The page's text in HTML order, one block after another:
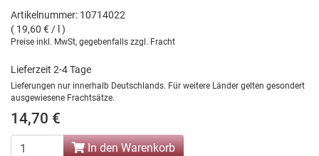
Artikelnummer: 10714022
( 19,60 € / l )
Preise inkl. MwSt, gegebenfalls zzgl. Fracht
Lieferzeit 2-4 Tage
Lieferungen nur innerhalb Deutschlands. Für weitere Länder gelten gesondert
ausgewiesene Frachtsätze.
14,70 €
In den Warenkorb